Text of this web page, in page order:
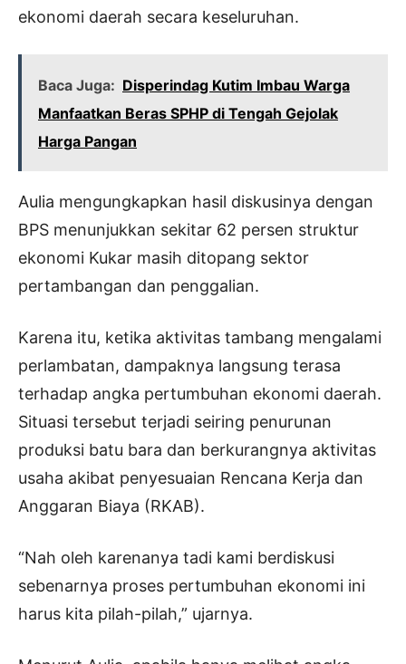
ekonomi daerah secara keseluruhan.
Baca Juga: Disperindag Kutim Imbau Warga
Manfaatkan Beras SPHP di Tengah Gejolak
Harga Pangan
Aulia mengungkapkan hasil diskusinya dengan
BPS menunjukkan sekitar 62 persen struktur
ekonomi Kukar masih ditopang sektor
pertambangan dan penggalian.
Karena itu, ketika aktivitas tambang mengalami
perlambatan, dampaknya langsung terasa
terhadap angka pertumbuhan ekonomi daerah.
Situasi tersebut terjadi seiring penurunan
produksi batu bara dan berkurangnya aktivitas
usaha akibat penyesuaian Rencana Kerja dan
Anggaran Biaya (RKAB).
“Nah oleh karenanya tadi kami berdiskusi
sebenarnya proses pertumbuhan ekonomi ini
harus kita pilah-pilah,” ujarnya.